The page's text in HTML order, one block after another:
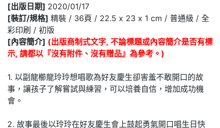
[出版日期] 2020/01/17
[裝訂/規格] 精裝 / 36頁 / 22.5 x 23 x 1 cm / 普通級 / 全
彩印刷 / 初版
[內容簡介] (出版商制式文字, 不論標題或內容簡介是否有標
示, 請都以『沒有附件、沒有贈品』為參考。)
1. 以副龍櫛龍玲玲想唱歌為好友慶生卻害羞不敢開口的故
事，讓孩子了解嘗試與練習，可以培養自信，增加成功機
會。
2. 故事最後以玲玲在好友慶生會上鼓起勇氣開口唱生日快